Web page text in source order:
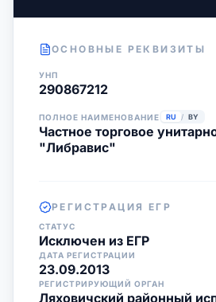
ОСНОВНЫЕ РЕКВИЗИТЫ
УНП
290867212
ПОЛНОЕ НАИМЕНОВАНИЕ RU / BY
Частное торговое
"Либравис"
РЕГИСТРАЦИЯ ЕГР
СТАТУС
Исключен из ЕГР
ДАТА РЕГИСТРАЦИИ
23.09.2013
РЕГИСТРИРУЮЩИЙ ОРГАН
Ляховичский районный